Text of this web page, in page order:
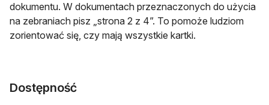
dokumentu. W dokumentach przeznaczonych do użycia
na zebraniach pisz „strona 2 z 4”. To pomoże ludziom
zorientować się, czy mają wszystkie kartki.
Dostępność